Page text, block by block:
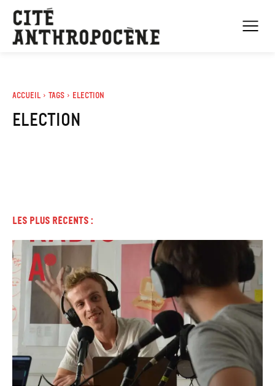
Accueil Tags Election
Election
Les plus récents :